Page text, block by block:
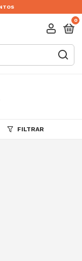
0
FILTRAR